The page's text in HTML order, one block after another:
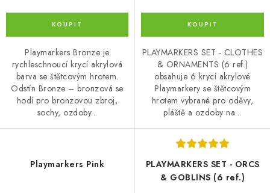
Playmarkers Bronze je
rychleschnoucí krycí akrylová
barva se štětcovým hrotem.
Odstín Bronze – bronzová se
hodí pro bronzovou zbroj,
sochy, ozdoby...
PLAYMARKERS SET - CLOTHES
& ORNAMENTS (6 ref.)
obsahuje 6 krycí akrylové
Playmarkery se štětcovým
hrotem vybrané pro oděvy,
pláště a ozdoby na...
Playmarkers Pink
PLAYMARKERS SET - ORCS
& GOBLINS (6 ref.)